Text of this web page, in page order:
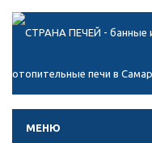
МЕНЮ